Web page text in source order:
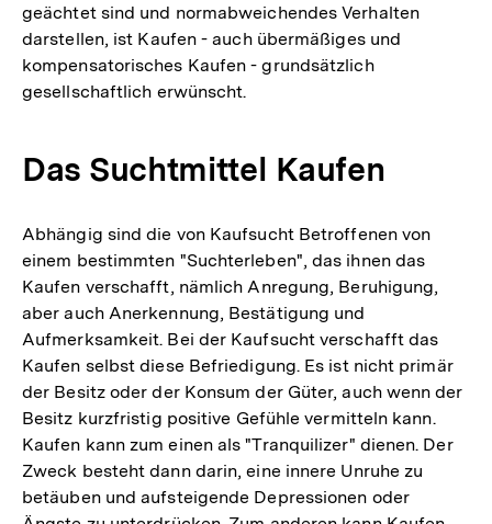
geächtet sind und normabweichendes Verhalten
darstellen, ist Kaufen - auch übermäßiges und
kompensatorisches Kaufen - grundsätzlich
gesellschaftlich erwünscht.
Das Suchtmittel Kaufen
Abhängig sind die von Kaufsucht Betroffenen von
einem bestimmten "Suchterleben", das ihnen das
Kaufen verschafft, nämlich Anregung, Beruhigung,
aber auch Anerkennung, Bestätigung und
Aufmerksamkeit. Bei der Kaufsucht verschafft das
Kaufen selbst diese Befriedigung. Es ist nicht primär
der Besitz oder der Konsum der Güter, auch wenn der
Besitz kurzfristig positive Gefühle vermitteln kann.
Kaufen kann zum einen als "Tranquilizer" dienen. Der
Zweck besteht dann darin, eine innere Unruhe zu
betäuben und aufsteigende Depressionen oder